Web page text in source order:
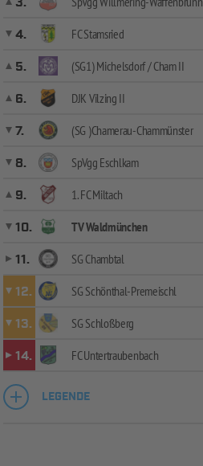
4.
FC Stamsried
5.
(SG1) Michelsdorf / Cham II
6.
DJK Vilzing II
7.
(SG )Chamerau-Chammünster
8.
SpVgg Eschlkam
9.
1. FC Miltach
10.
TV Waldmünchen
11.
SG Chambtal
12.
SG Schönthal-Premeischl
13.
SG Schloßberg
14.
FC Untertraubenbach
LEGENDE